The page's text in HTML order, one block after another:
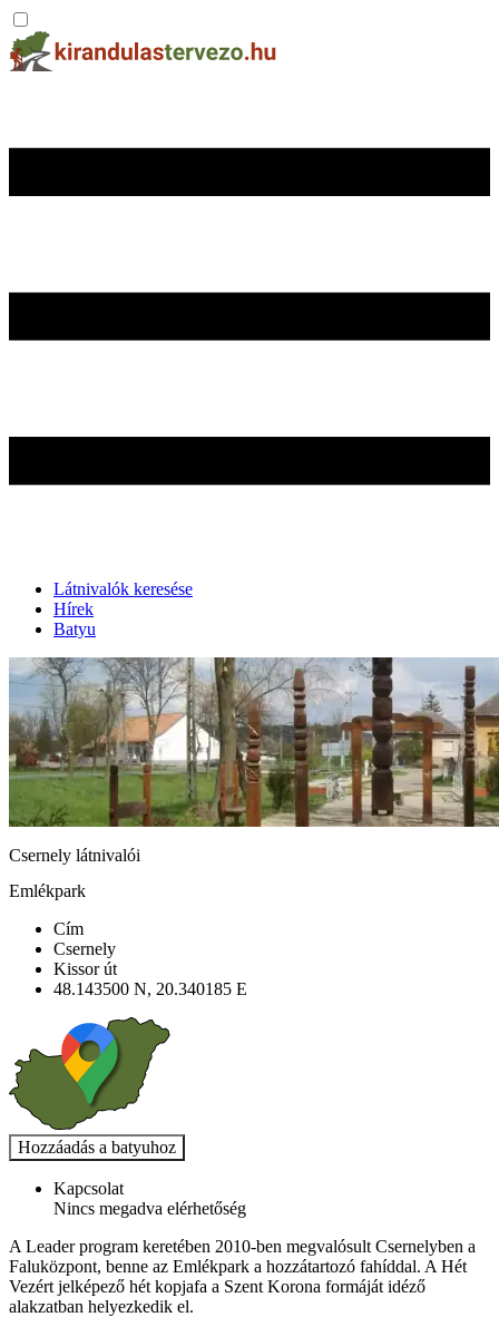
Látnivalók keresése
Hírek
Batyu
Csernely látnivalói
Emlékpark
Cím
Csernely
Kissor út
48.143500 N, 20.340185 E
Kapcsolat
Nincs megadva elérhetőség
A Leader program keretében 2010-ben megvalósult Csernelyben a
Faluközpont, benne az Emlékpark a hozzátartozó fahíddal. A Hét
Vezért jelképező hét kopjafa a Szent Korona formáját idéző
alakzatban helyezkedik el.